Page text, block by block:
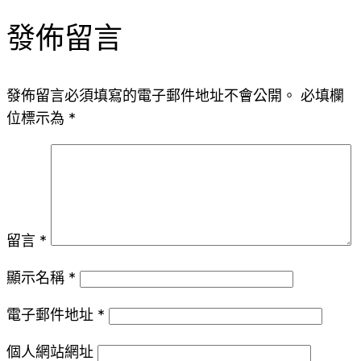
發佈留言
發佈留言必須填寫的電子郵件地址不會公開。 必填欄
位標示為 *
留言 *
顯示名稱 *
電子郵件地址 *
個人網站網址